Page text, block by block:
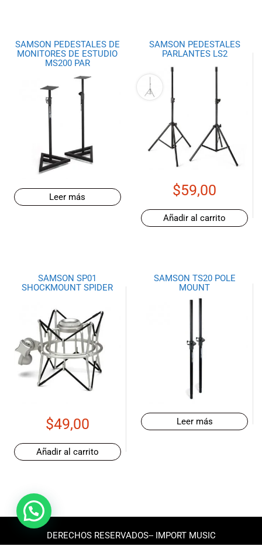
SAMSON PEDESTALES DE
MONITORES DE ESTUDIO
MS200 PAR
Leer más
SAMSON PEDESTALES
PARLANTES LS2
$59,00
Añadir al carrito
SAMSON SP01
SHOCKMOUNT SPIDER
$49,00
Añadir al carrito
SAMSON TS20 POLE
MOUNT
Leer más
DERECHOS RESERVADOS-- IMPORT MUSIC